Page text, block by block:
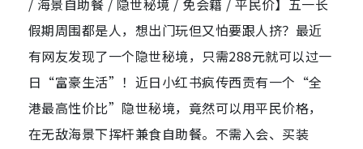
/ 海景自助餐 / 隐世秘境 / 免会籍 / 平民价】五一长
假期周围都是人，想出门玩但又怕要跟人挤？最近
有网友发现了一个隐世秘境，只需288元就可以过一
日“富豪生活”！近日小红书疯传西贡有一个“全
港最高性价比”隐世秘境，竟然可以用平民价格，
在无敌海景下挥杆兼食自助餐。不需入会、买装